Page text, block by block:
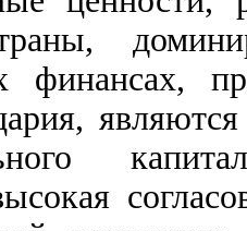
финансах,
являются